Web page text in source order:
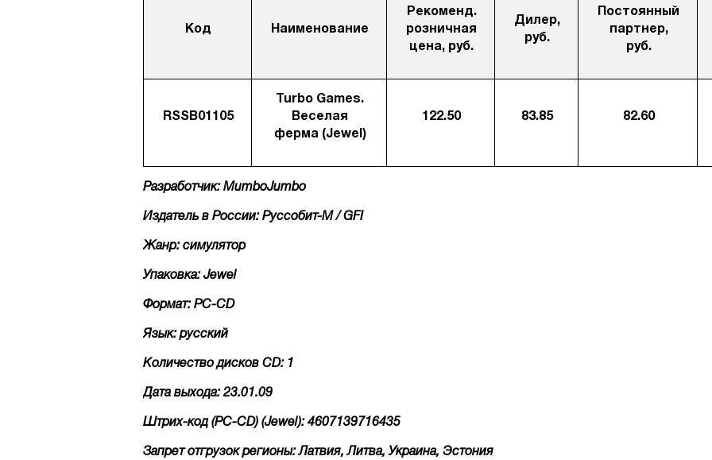
Код Наименование
Рекоменд.
розничная
цена, руб.
Дилер,
руб.
Постоянный
партнер,
руб.
RSSB01105
Turbo Games.
Веселая
ферма (Jewel)
122.50 83.85 82.60
Разработчик: MumboJumbo
Издатель в России: Руссобит-М / GFI
Жанр: симулятор
Упаковка: Jewel
Формат: PC-CD
Язык: русский
Количество дисков CD: 1
Дата выхода: 23.01.09
Штрих-код (PC-CD) (Jewel): 4607139716435
Запрет отгрузок регионы: Латвия, Литва, Украина, Эстония